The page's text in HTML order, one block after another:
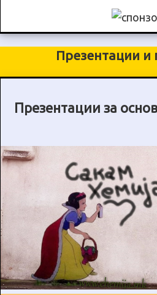
Презентации
Презентации за